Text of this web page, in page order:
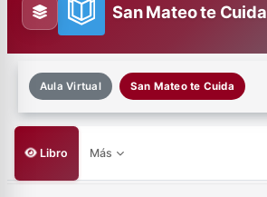
San Mateo te Cuida
Aula Virtual San Mateo te Cuida
Libro Más